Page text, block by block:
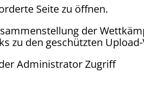
Seite zu öffnen.
der
zu den geschützten
Administrator Zugriff